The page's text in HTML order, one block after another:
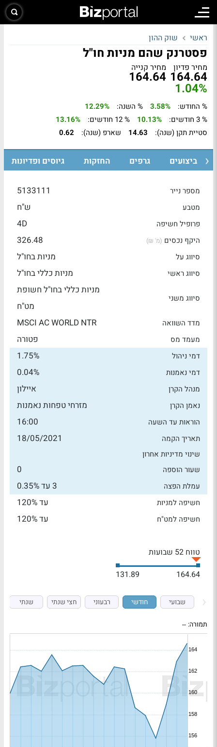
ראשי שוק ההון
פסטרנק שהם מניות חו"ל
מחיר פדיון
164.64
מחיר קנייה
164.64
1.04%
% החודש: 3.58% % השנה:
12.29%
% 3 חודשים:
10.13% % 12 חודשים:
13.16%
סטיית תקן (שנה):
14.63 שארפ (שנה): 0.62
ביצועים גרפים החזקות גיוסים ופדיונות
מספר נייר 5133111
מטבע ש"ח
פרופיל חשיפה 4D
היקף נכסים (מ' ₪) 326.48
סיווג על מניות בחו"ל
סיווג ראשי מניות כללי בחו"ל
סיווג משני
מניות כללי בחו"ל חשופת
מט"ח
מדד השוואה MSCI AC WORLD NTR
מעמד מס פטורה
דמי ניהול 1.75%
דמי נאמנות 0.04%
מנהל הקרן איילון
נאמן הקרן מזרחי טפחות נאמנות
הוראות עד השעה 16:00
תאריך הקמה 18/05/2021
שינוי מדיניות אחרון
שעור הוספה
0
עמלת הפצה 3 עד 0.35%
חשיפה למניות עד 120%
חשיפה למט"ח עד 120%
טווח 52 שבועות
164.64
131.89
שבועי חודשי רבעוני חצי שנתי שנתי
תמורה: --